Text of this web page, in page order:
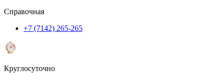
Справочная
+7 (7142) 265-265
Круглосуточно